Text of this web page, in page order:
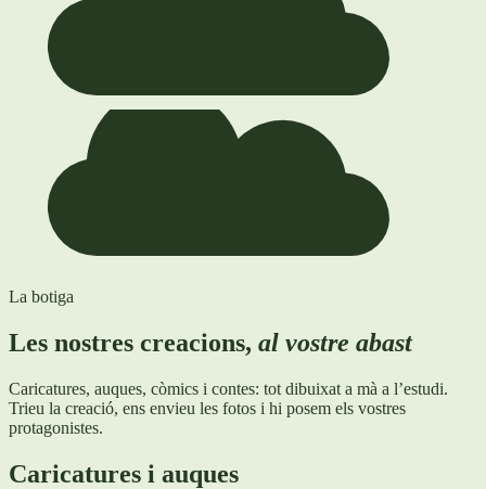
La botiga
Les nostres creacions, al vostre abast
Caricatures, auques, còmics i contes: tot dibuixat a mà a l’estudi.
Trieu la creació, ens envieu les fotos i hi posem els vostres
protagonistes.
Caricatures i auques